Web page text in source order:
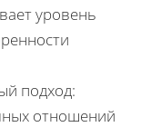
уровень
подход:
отношений